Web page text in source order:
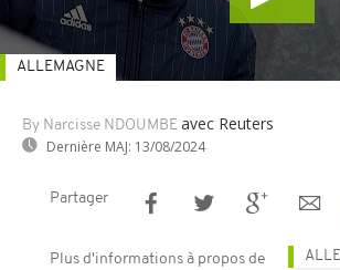
By Narcisse NDOUMBE avec Reuters
Dernière MAJ: 13/08/2024
ALLEMAGNE
Partager
Plus d'informations à propos de